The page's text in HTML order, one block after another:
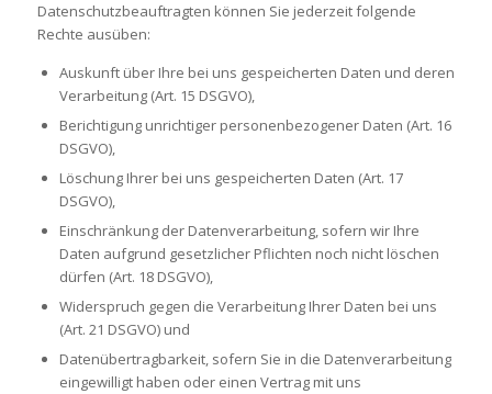
Datenschutzbeauftragten können Sie jederzeit folgende
Rechte ausüben:
Auskunft über Ihre bei uns gespeicherten Daten und deren
Verarbeitung (Art. 15 DSGVO),
Berichtigung unrichtiger personenbezogener Daten (Art. 16
DSGVO),
Löschung Ihrer bei uns gespeicherten Daten (Art. 17
DSGVO),
Einschränkung der Datenverarbeitung, sofern wir Ihre
Daten aufgrund gesetzlicher Pflichten noch nicht löschen
dürfen (Art. 18 DSGVO),
Widerspruch gegen die Verarbeitung Ihrer Daten bei uns
(Art. 21 DSGVO) und
Datenübertragbarkeit, sofern Sie in die Datenverarbeitung
eingewilligt haben oder einen Vertrag mit uns